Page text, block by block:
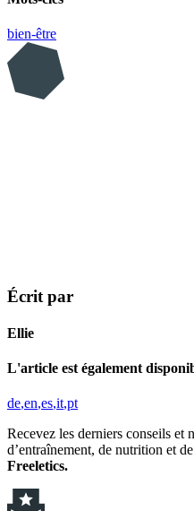
bien-être
Écrit par
Ellie
L'article est également
de en es it pt
Recevez les derniers conseils et
d’entraînement, de nutrition et
Freeletics.